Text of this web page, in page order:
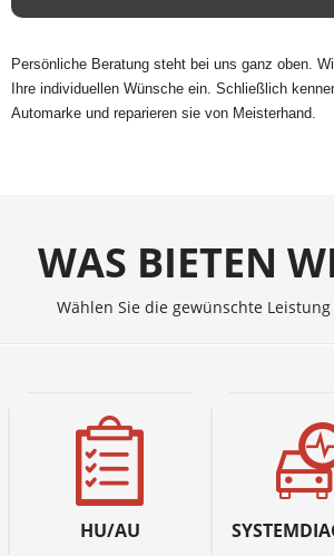
Persönliche Beratung steht bei uns ganz oben.
Ihre individuellen Wünsche ein. Schließlich
Automarke und reparieren sie von Meisterhand.
WAS BIETEN
Wählen Sie die gewünschte Leistung
HU/AU